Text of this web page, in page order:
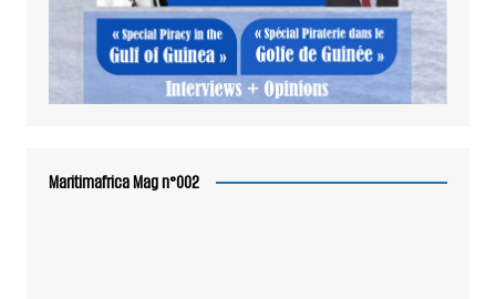
Maritimafrica Mag n°002